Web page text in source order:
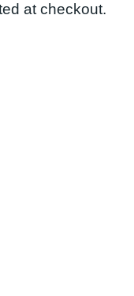
at checkout.